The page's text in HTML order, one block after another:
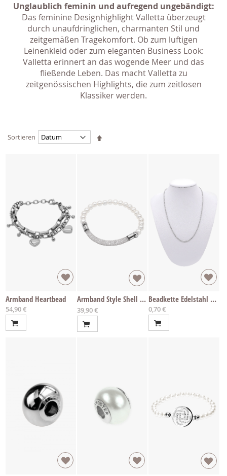
Unglaublich feminin und aufregend ungebändigt:
Das feminine Designhighlight Valletta überzeugt
durch unaufdringlichen, charmanten Stil und
zeitgemäßen Tragekomfort. Ob zum luftigen
Leinenkleid oder zum eleganten Business Look:
Valletta erinnert an das wogende Meer und das
fließende Leben. Das macht Valletta zu
zeitgenössischen Highlights, die zum zeitlosen
Klassiker werden.
Sortieren
Absteigend
Armband Heartbead
54,90 €
Armband Style Shell Pearl
Ab
39,90 €
Beadkette Edelstahl per cm
0,70 €